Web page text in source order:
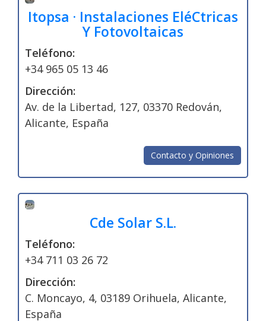
Itopsa · Instalaciones EléCtricas
Y Fotovoltaicas
Teléfono:
+34 965 05 13 46
Dirección:
Av. de la Libertad, 127, 03370 Redován,
Alicante, España
Contacto y Opiniones
Cde Solar S.L.
Teléfono:
+34 711 03 26 72
Dirección:
C. Moncayo, 4, 03189 Orihuela, Alicante,
España